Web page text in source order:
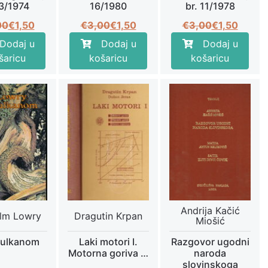
1974
Izvorna
cijena
bila
je:
€3,00.
€1,50
Trenutna
cijena
je:
€1,50.
Dodaj u
16/1980
€3,00Izvorna
cijena
bila
je:
€3,00.
€1,50
Trenutna
cijena
je:
€1,50.
Dodaj u
košaricu
br. 11/1978
€3,00Izvorna
cijena
bila
je:
€3,00.
€1,50
Trenutna
cijena
je:
€1,50.
Dodaj u
košaricu
Lowry Dragutin Krpan
Laki motori I.
Motorna goriva …
Andrija Kačić
Miošić
Razgovor ugodni
naroda
slovinskoga